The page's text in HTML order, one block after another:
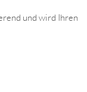
und wird Ihren